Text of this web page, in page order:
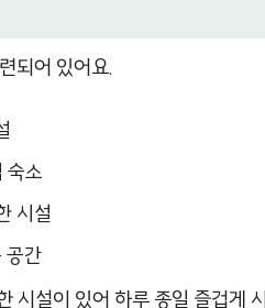
되어 있어요.
숙소
시설
공간
시설이 있어 하루 종일 즐겁게